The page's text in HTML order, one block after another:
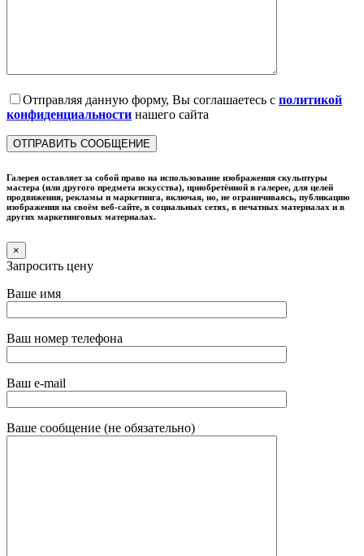
Отправляя данную форму, Вы соглашаетесь с политикой
конфиденциальности нашего сайта
Галерея оставляет за собой право на использование изображения скульптуры
мастера (или другого предмета искусства), приобретённой в галерее, для целей
продвижения, рекламы и маркетинга, включая, но, не ограничиваясь, публикацию
изображения на своём веб-сайте, в социальных сетях, в печатных материалах и в
других маркетинговых материалах.
×
Запросить цену
Ваше имя
Ваш номер телефона
Ваш e-mail
Ваше сообщение (не обязательно)